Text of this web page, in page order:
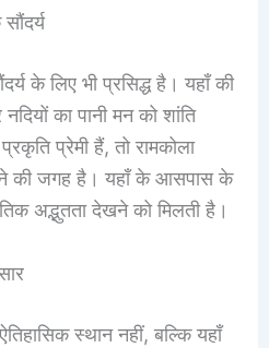
के लिए भी प्रसिद्ध है। यहाँ की
का पानी मन को शांति
प्रेमी हैं, तो रामकोला
की जगह है। यहाँ के आसपास के
अद्भुतता देखने को मिलती है।
स्थान नहीं, बल्कि यहाँ